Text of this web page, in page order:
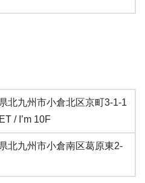
北九州市小倉北区京町3-1-1
/ I’m 10F
北九州市小倉南区葛原東2-